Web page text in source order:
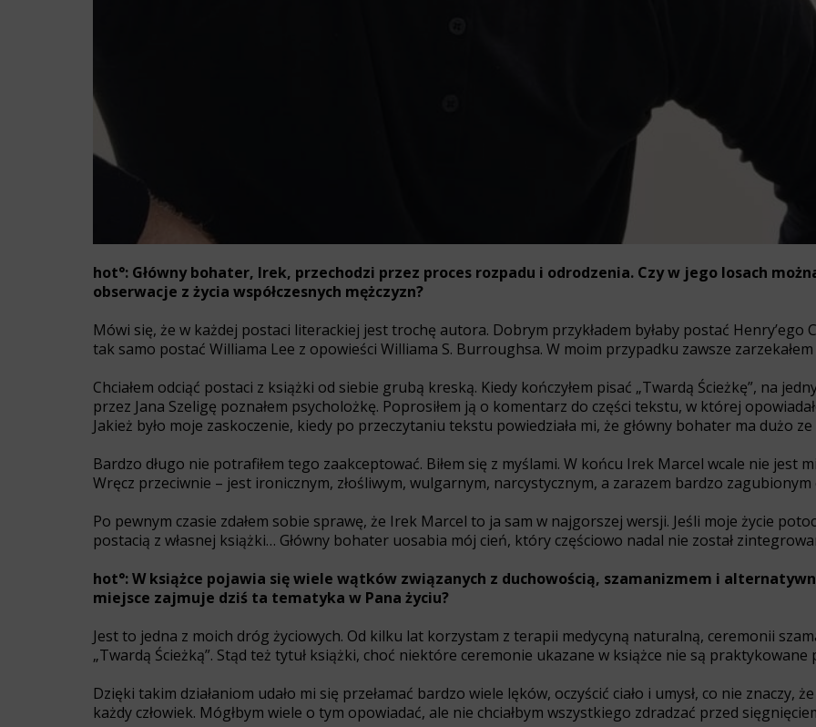
hot°: Główny bohater, Irek, przechodzi przez proces rozpadu i odrodzenia. Czy w jego losach
obserwacje z życia współczesnych mężczyzn?
Mówi się, że w każdej postaci literackiej jest trochę autora. Dobrym przykładem byłaby postać
tak samo postać Williama Lee z opowieści Williama S. Burroughsa. W moim przypadku zawsze
Chciałem odciąć postaci z książki od siebie grubą kreską. Kiedy kończyłem pisać „Twardą Ścieżkę”, na
przez Jana Szeligę poznałem psycholożkę. Poprosiłem ją o komentarz do części tekstu, w której
Jakież było moje zaskoczenie, kiedy po przeczytaniu tekstu powiedziała mi, że główny bohater ma dużo
Bardzo długo nie potrafiłem tego zaakceptować. Biłem się z myślami. W końcu Irek Marcel wcale nie jest
Wręcz przeciwnie – jest ironicznym, złośliwym, wulgarnym, narcystycznym, a zarazem bardzo zagubionym
Po pewnym czasie zdałem sobie sprawę, że Irek Marcel to ja sam w najgorszej wersji. Jeśli moje życie
postacią z własnej książki… Główny bohater uosabia mój cień, który częściowo nadal nie został
hot°: W książce pojawia się wiele wątków związanych z duchowością, szamanizmem i
miejsce zajmuje dziś ta tematyka w Pana życiu?
Jest to jedna z moich dróg życiowych. Od kilku lat korzystam z terapii medycyną naturalną, ceremonii
„Twardą Ścieżką”. Stąd też tytuł książki, choć niektóre ceremonie ukazane w książce nie są praktykowane
Dzięki takim działaniom udało mi się przełamać bardzo wiele lęków, oczyścić ciało i umysł, co nie znaczy,
każdy człowiek. Mógłbym wiele o tym opowiadać, ale nie chciałbym wszystkiego zdradzać przed